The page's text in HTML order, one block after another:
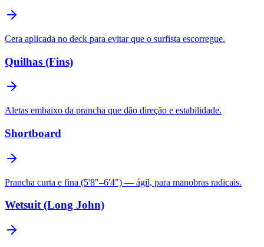
Cera aplicada no deck para evitar que o surfista escorregue.
Quilhas (Fins)
Aletas embaixo da prancha que dão direção e estabilidade.
Shortboard
Prancha curta e fina (5'8"–6'4") — ágil, para manobras radicais.
Wetsuit (Long John)